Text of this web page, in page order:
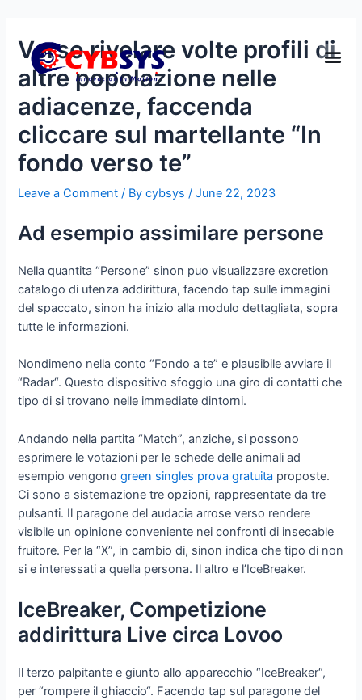
Verso rivelare volte profili di
altre popolazione nelle
adiacenze, faccenda
cliccare sul martellante “In
fondo verso te”
Leave a Comment / Bycybsys/June 22, 2023
Ad esempio assimilare persone
Nella quantita “Persone” sinon puo visualizzare excretion
catalogo di utenza addirittura, facendo tap sulle immagini
del spaccato, sinon ha inizio alla modulo dettagliata, sopra
tutte le informazioni.
Nondimeno nella conto “Fondo a te” e plausibile avviare il
“Radar“. Questo dispositivo sfoggio una giro di contatti che
tipo di si trovano nelle immediate dintorni.
Andando nella partita “Match”, anziche, si possono
esprimere le votazioni per le schede delle animali ad
esempio vengonogreen singles prova gratuita proposte.
Ci sono a sistemazione tre opzioni, rappresentate da tre
pulsanti. Il paragone del audacia arrose verso rendere
visibile un opinione conveniente nei confronti di insecable
fruitore. Per la “X”, in cambio di, sinon indica che tipo di non
si e interessati a quella persona. Il altro e l’IceBreaker.
IceBreaker, Competizione
addirittura Live circa Lovoo
Il terzo palpitante e giunto allo apparecchio “IceBreaker“,
per “rompere il ghiaccio“. Facendo tap sul paragone del